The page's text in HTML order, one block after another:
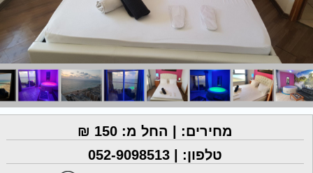
מחירים: | החל מ: 150 ₪
טלפון: | 052-9098513